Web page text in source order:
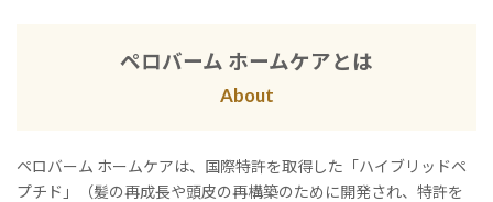
ペロバーム ホームケアとは
About
ペロバーム ホームケアは、国際特許を取得した「ハイブリッドペ
プチド」（髪の再成長や頭皮の再構築のために開発され、特許を